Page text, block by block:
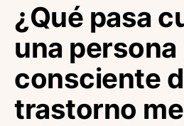
¿Qué pasa
una persona
consciente
trastorno